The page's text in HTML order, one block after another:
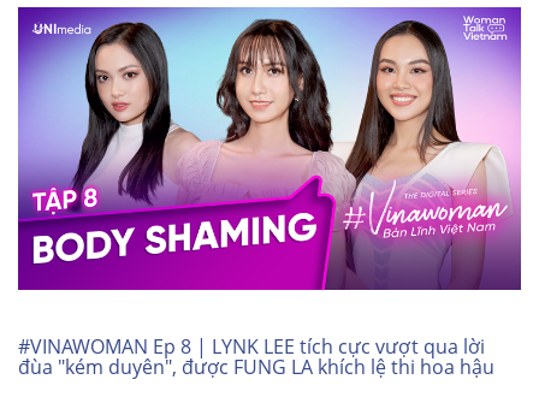
#VINAWOMAN Ep 8 | LYNK LEE tích cực vượt qua lời
đùa "kém duyên", được FUNG LA khích lệ thi hoa hậu